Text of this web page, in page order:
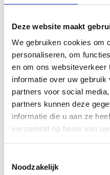
Deze website maakt
We gebruiken cookies om
personaliseren, om
en om ons websiteverkeer
informatie over uw
partners voor social
partners kunnen deze
informatie die u aan ze
verzameld op basis van
Noodzakelijk